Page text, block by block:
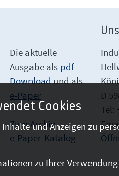
Die aktuelle
Ausgabe als pdf-
Downloadund als
e-Paper
Zum Archiv
e-Paper-Katalog
D
Tel:
Cookies
und Anzeigen zu
zu Ihrer